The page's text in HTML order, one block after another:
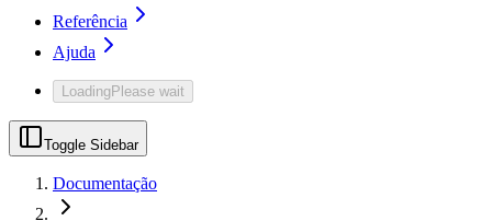
Referência
Ajuda
LoadingPlease wait
Toggle Sidebar
Documentação